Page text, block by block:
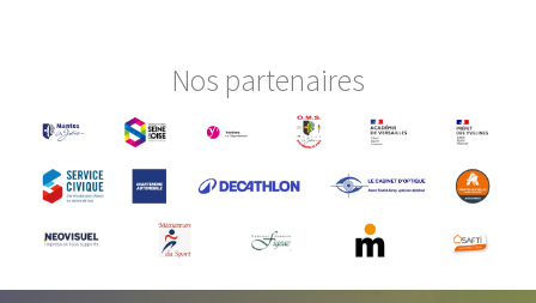
Nos partenaires